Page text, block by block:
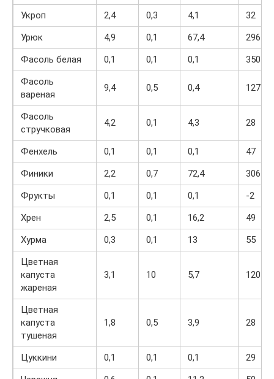
Укроп 2,4 0,3 4,1
32
Урюк
4,9 0,1 67,4
296
Фасоль белая
0,1 0,1 0,1
350
Фасоль
вареная
9,4 0,5 0,4 127
Фасоль
стручковая
4,2 0,1 4,3 28
Фенхель 0,1 0,1 0,1
47
Финики
2,2 0,7 72,4
306
Фрукты
0,1 0,1 0,1
-2
Хрен
2,5 0,1 16,2
49
Хурма
0,3 0,1 13
55
Цветная
капуста
жареная
3,1 10 5,7 120
Цветная
капуста
тушеная
1,8 0,5 3,9 28
Цуккини 0,1 0,1 0,1
29